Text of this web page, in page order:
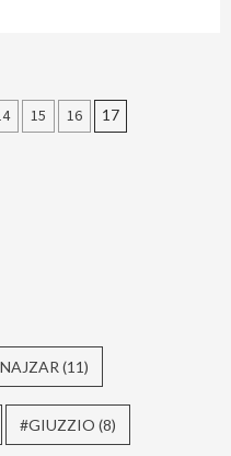
15 16 17
(11)
#GIUZZIO (8)